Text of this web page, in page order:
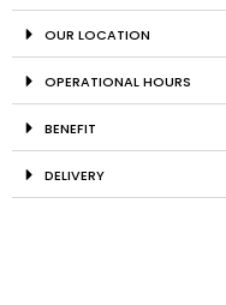
OUR LOCATION
OPERATIONAL HOURS
BENEFIT
DELIVERY